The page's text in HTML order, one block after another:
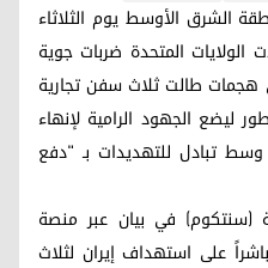
شهدت منطقة الشرق الأوسط يوم الثلاثاء
المتحدة ضربات جوية
هجمات طالت ثلاث سفن تجارية
ليضع الجهود الرامية لإنهاء
تبادل للتهديدات بـ "دفع
(سنتكوم) في بيان عبر منصة
على استهداف إيران لثلاث